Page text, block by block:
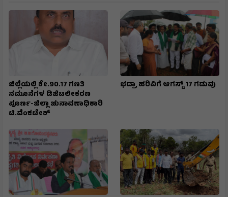
ಜಿಲ್ಲೆಯಲ್ಲಿ ಶೇ.90.17 ಗಣತಿ
ನಮೂನೆಗಳ ಡಿಜಿಟಲೀಕರಣ
ಪೂರ್ಣ-ಜಿಲ್ಲಾ ಚುನಾವಣಾಧಿಕಾರಿ
ಟಿ.ವೆಂಕಟೇಶ್
ಭದ್ರಾ ಹರಿವಿಗೆ ಆಗಸ್ಟ್ 17 ಗಡುವು